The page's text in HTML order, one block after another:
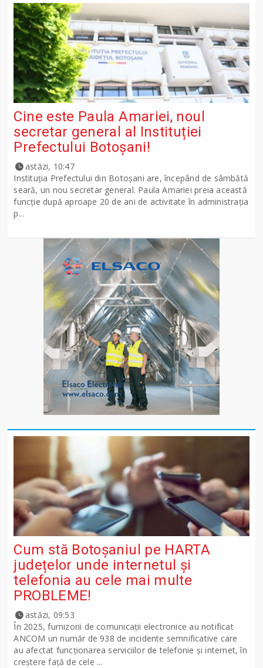
Cine este Paula Amariei, noul
secretar general al Instituției
Prefectului Botoșani!
astăzi, 10:47
Instituția Prefectului din Botoșani are, începând de sâmbătă
seară, un nou secretar general. Paula Amariei preia această
funcție după aproape 20 de ani de activitate în administrația
p...
Cum stă Botoșaniul pe HARTA
județelor unde internetul și
telefonia au cele mai multe
PROBLEME!
astăzi, 09:53
În 2025, furnizorii de comunicații electronice au notificat
ANCOM un număr de 938 de incidente semnificative care
au afectat funcționarea serviciilor de telefonie și internet, în
creștere față de cele ...